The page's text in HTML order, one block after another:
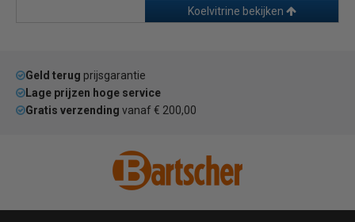
Koelvitrine bekijken
Geld terug prijsgarantie
Lage prijzen hoge service
Gratis verzending vanaf € 200,00